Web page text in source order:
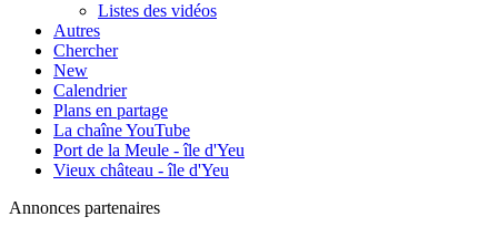
Listes des vidéos
Autres
Chercher
New
Calendrier
Plans en partage
La chaîne YouTube
Port de la Meule - île d'Yeu
Vieux château - île d'Yeu
Annonces partenaires